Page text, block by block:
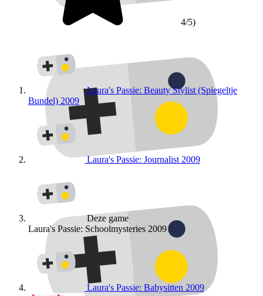
4/5)
Laura's Passie: Beauty Stylist (Spiegeltje
Bundel) 2009
Laura's Passie: Journalist 2009
Deze game
Laura's Passie: Schoolmysteries 2009
Laura's Passie: Babysitten 2009